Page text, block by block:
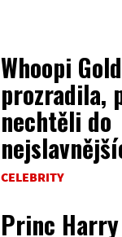
Whoopi
prozradila,
nechtěli do
CELEBRITY
Princ